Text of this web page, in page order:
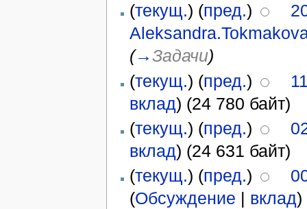
(текущ.) (пред.)
(→Задачи)
(текущ.) (пред.)
вклад) (24 780 байт)
(текущ.) (пред.)
вклад) (24 631 байт)
(текущ.) (пред.)
(Обсуждение | вклад)